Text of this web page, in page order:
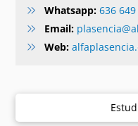
Whatsapp: 636
Email:
Web: